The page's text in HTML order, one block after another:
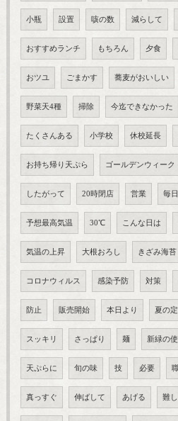
小瓶 設置 咳の数 減らして
おすすめランチ もちろん 夕食
おツユ ごまかす 蕎麦がおいしい
野菜天4種 掃除 今迄できなかった
たくさんある 小学校 休校延長
お持ち帰り天ぷら ゴールデンウィーク
したがって 20時閉店 営業 毎日
予想最高気温 30℃ こんな日は
気温の上昇 大根おろし きざみ海苔
コロナウィルス 感染予防 対策
防止 販売開始 本日より 夏の
スッキリ さっぱり 麺 新緑の
天ぷらに 旬の味 技 必要
真っすぐ 伸ばして あげる 難